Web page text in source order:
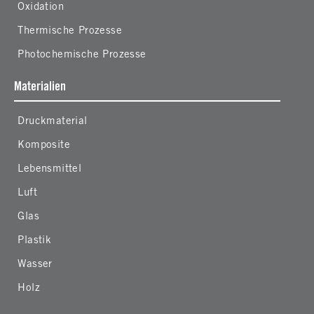
Oxidation
Thermische Prozesse
Photochemische Prozesse
Materialien
Druckmaterial
Komposite
Lebensmittel
Luft
Glas
Plastik
Wasser
Holz